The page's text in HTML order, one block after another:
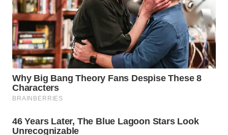
WN
BEKASI
WN
BOGOR
WN
DEPOK
WN